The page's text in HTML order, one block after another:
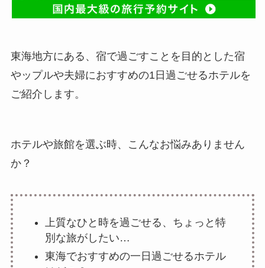
東海地方にある、宿で過ごすことを目的とした宿
やップルや夫婦におすすめの1日過ごせるホテルを
ご紹介します。
ホテルや旅館を選ぶ時、こんなお悩みありません
か？
上質なひと時を過ごせる、ちょっと特
別な旅がしたい…
東海でおすすめの一日過ごせるホテル